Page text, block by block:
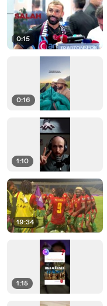
0:15
0:16
1:10
19:34
1:15